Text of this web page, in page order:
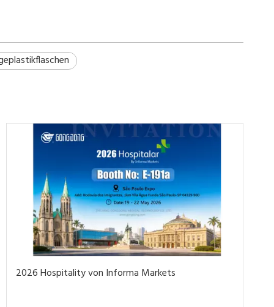
2026 Hospitality von Informa Markets